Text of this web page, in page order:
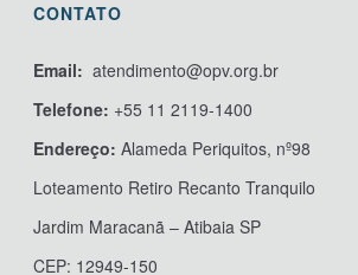
CONTATO
Email: atendimento@opv.org.br
Telefone: +55 11 2119-1400
Endereço:Alameda Periquitos, nº98
Loteamento Retiro Recanto Tranquilo
Jardim Maracanã – Atibaia SP
CEP: 12949-150